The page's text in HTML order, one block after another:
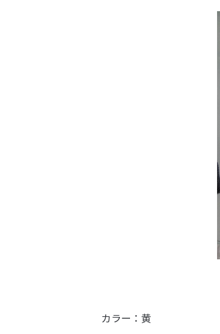
カラー：黄